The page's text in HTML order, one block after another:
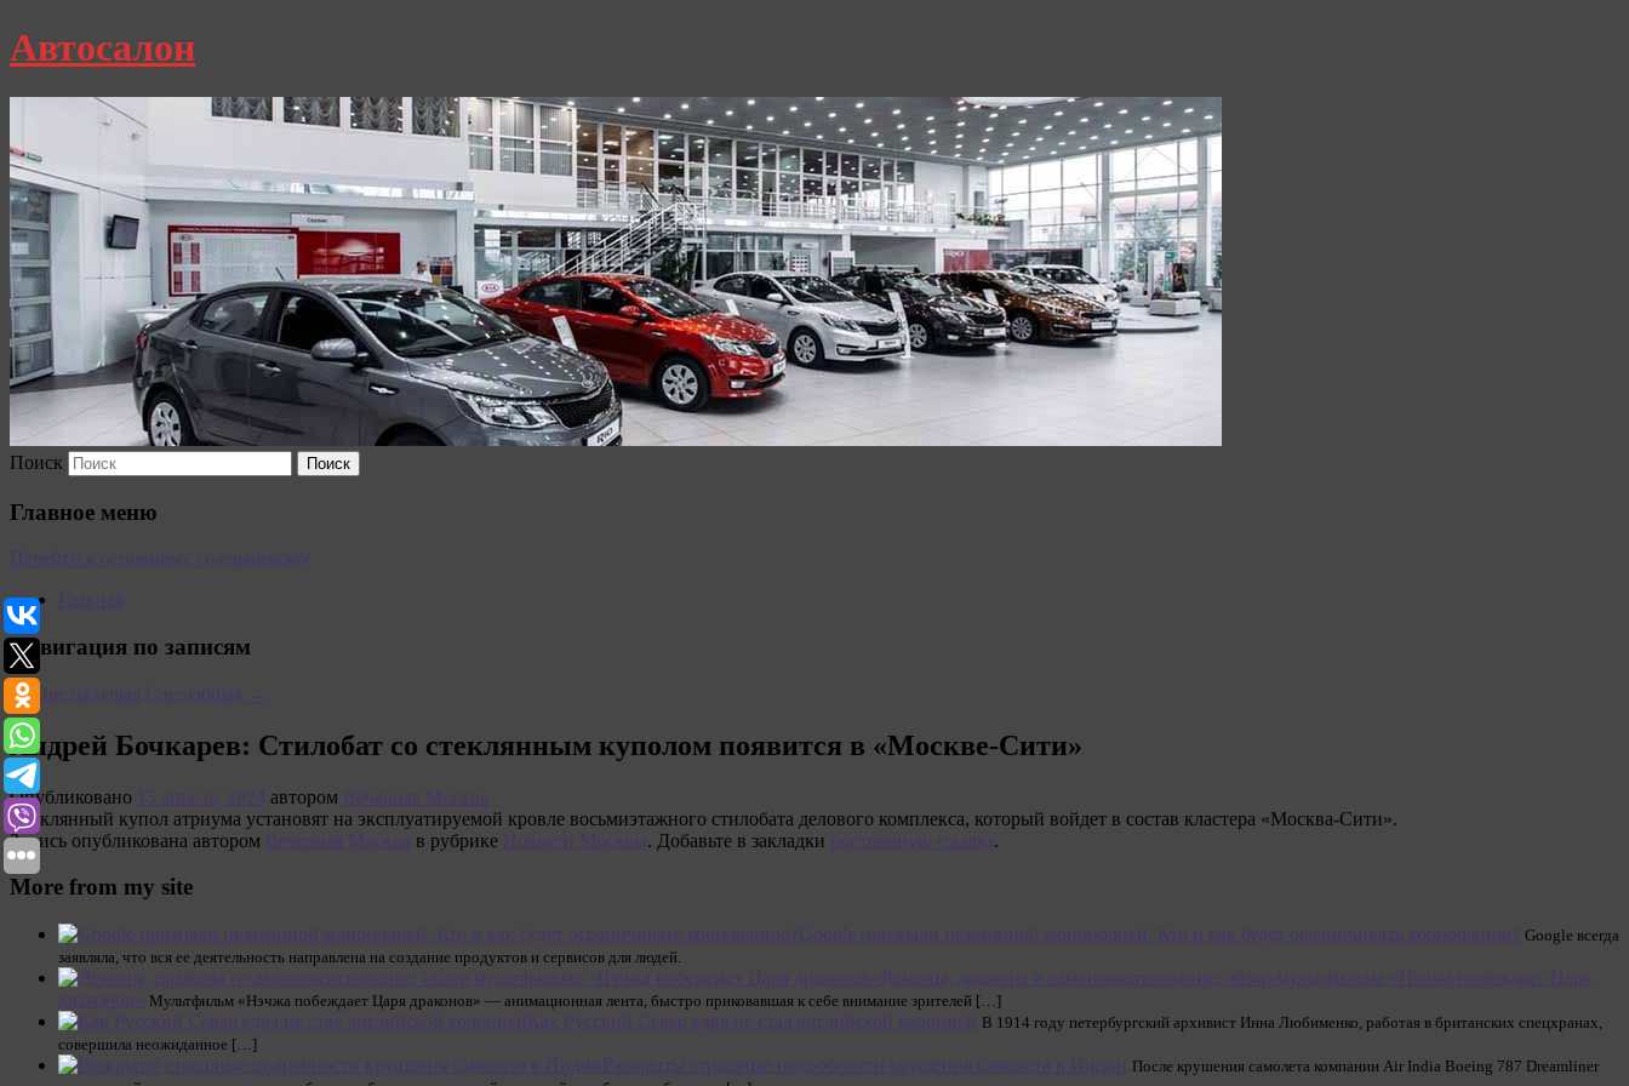
Автосалон
Поиск
Главное меню
Перейти к основному содержимому
Главная
Навигация по записям
←Предыдущая Следующая →
Андрей Бочкарев: Стилобат со стеклянным куполом появится в «Москве-Сити»
Опубликовано 15 апреля, 2024 автором Вечерняя Москва
Стеклянный купол атриума установят на эксплуатируемой кровле восьмиэтажного стилобата делового комплекса, который войдет в состав кластера «Москва-Сити».
Запись опубликована автором Вечерняя Москва в рубрике Новости Москвы. Добавьте в закладки постоянную ссылку.
More from my site
Google признали незаконной монополией. Кто и как будет ограничивать корпорацию? Google всегда
заявляла, что вся ее деятельность направлена на создание продуктов и сервисов для людей.
Демоны, драконы и самопожертвование: обзор мультфильма «Нэчжа побеждает Царя
драконов» Мультфильм «Нэчжа побеждает Царя драконов» — анимационная лента, быстро приковавшая к себе внимание зрителей […]
Как Русский Север едва не стал английской колонией В 1914 году петербургский архивист Инна Любименко, работая в британских спецхранах,
совершила неожиданное […]
Раскрыты страшные подробности крушения самолета в Индии После крушения самолета компании Air India Boeing 787 Dreamliner